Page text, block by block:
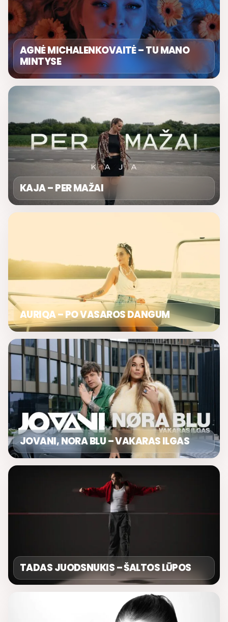
AGNĖ MICHALENKOVAITĖ – TU MANO
MINTYSE
KAJA – PER MAŽAI
AURIQA – PO VASAROS DANGUM
JOVANI, NORA BLU – VAKARAS ILGAS
TADAS JUODSNUKIS – ŠALTOS LŪPOS